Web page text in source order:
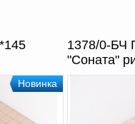
Новинка
1378/0-БЧ
"Соната"